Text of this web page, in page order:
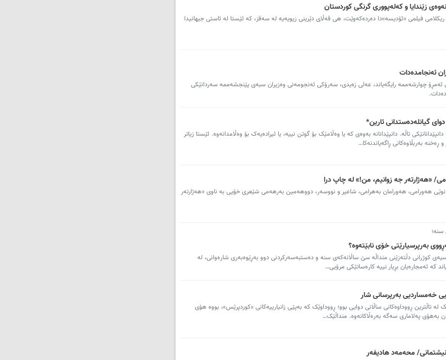
ریکلامی فیلمی «ئۆدیسە»دا دەردەکەوێت، هی قەڵای دێرینی زیویەیە لە سەقز، کە ئێستا لە ئاستی جیهانیدا
ئەنجامدەدات
چوارشەممە رایگەیاند، عەلی زه‌یدی، سەرۆکی ئەنجومەنی وەزیران سبه‌ی پێنجشەممە سەردانێکی
گیانلەدەستدانی ئارین*
تاڵە. دانپێدانانە بەوەی کە یا وەڵامێک بۆ گوتن نییە، یا ئیرادەیەک بۆ وەڵامدانەوە. ئێستا زیاتر
بەربڵاوەکانی ڕاگەیاندنەکا…
«هەژارتەر جە زوانیم، من!» لە چاپ درا
نوێی هەورامی، هەورامان بەهرامی، شاعیر و نووسەر، دووهەمین بەرهەمی شێعری خۆیی بە ناوی «هەژارتەر
سنە؛
بەرپرسیارێتی خۆی نابێتەوە؟
کوژرانی دڵتەزێنی منداڵە سێ ساڵانەکەی سنە و دەستبەسەرکردنی دوو بەڕێوەبەری شارەوانی، لە
کە ئەمجارەیان بڕیار نییە کارەساتێکی مرۆیی…
خەمساردیی بەرپرسانی شار
تاڵترین ڕووداوەکانی ساڵانی دوایی بوو؛ ڕووداوێک کە بەپێی زانیارییەکانی «کوردپرێس»، بووە هۆی
بەهۆی پەلاماری سەگە بەرەڵاکانەوە. منداڵێک…
محەمەد هادیفەر